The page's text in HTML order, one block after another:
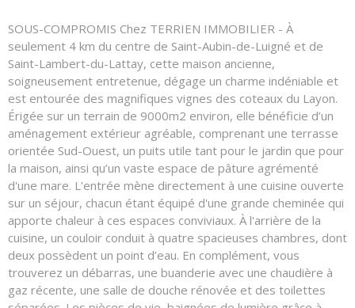
SOUS-COMPROMIS Chez TERRIEN IMMOBILIER - À
seulement 4 km du centre de Saint-Aubin-de-Luigné et de
Saint-Lambert-du-Lattay, cette maison ancienne,
soigneusement entretenue, dégage un charme indéniable et
est entourée des magnifiques vignes des coteaux du Layon.
Érigée sur un terrain de 9000m2 environ, elle bénéficie d’un
aménagement extérieur agréable, comprenant une terrasse
orientée Sud-Ouest, un puits utile tant pour le jardin que pour
la maison, ainsi qu’un vaste espace de pâture agrémenté
d'une mare. L'entrée mène directement à une cuisine ouverte
sur un séjour, chacun étant équipé d'une grande cheminée qui
apporte chaleur à ces espaces conviviaux. À l'arrière de la
cuisine, un couloir conduit à quatre spacieuses chambres, dont
deux possèdent un point d’eau. En complément, vous
trouverez un débarras, une buanderie avec une chaudière à
gaz récente, une salle de douche rénovée et des toilettes